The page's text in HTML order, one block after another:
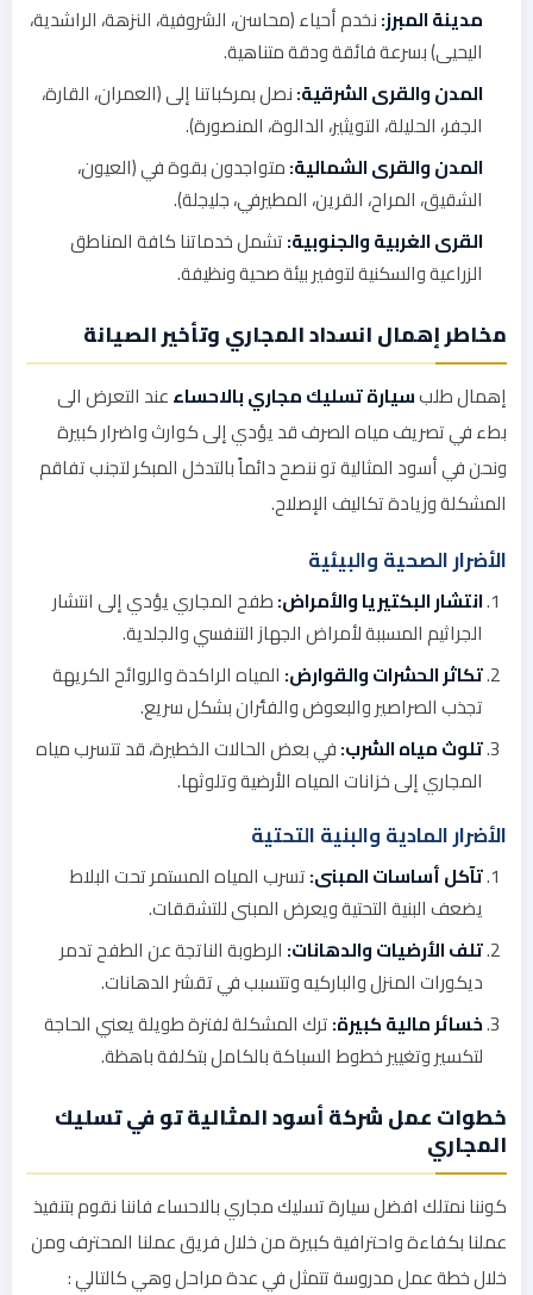
مدينة المبرز:نخدم أحياء (محاسن، الشروفية، النزهة، الراشدية،
اليحيى) بسرعة فائقة ودقة متناهية.
المدن والقرى الشرقية:نصل بمركباتنا إلى (العمران، القارة،
الجفر، الحليلة، التويثير، الدالوة، المنصورة).
المدن والقرى الشمالية:متواجدون بقوة في (العيون،
الشقيق، المراح، القرين، المطيرفي، جليجلة).
القرى الغربية والجنوبية:تشمل خدماتنا كافة المناطق
الزراعية والسكنية لتوفير بيئة صحية ونظيفة.
مخاطر إهمال انسداد المجاري وتأخير الصيانة
إهمال طلبسيارة تسليك مجاري بالاحساءعند التعرض الى
بطء في تصريف مياه الصرف قد يؤدي إلى كوارث واضرار كبيرة
ونحن في أسود المثالية تو ننصح دائماً بالتدخل المبكر لتجنب تفاقم
المشكلة وزيادة تكاليف الإصلاح.
الأضرار الصحية والبيئية
انتشار البكتيريا والأمراض:طفح المجاري يؤدي إلى انتشار
الجراثيم المسببة لأمراض الجهاز التنفسي والجلدية.
تكاثر الحشرات والقوارض: المياه الراكدة والروائح الكريهة
تجذب الصراصير والبعوض والفئران بشكل سريع.
تلوث مياه الشرب:في بعض الحالات الخطيرة، قد تتسرب مياه
المجاري إلى خزانات المياه الأرضية وتلوثها.
الأضرار المادية والبنية التحتية
تآكل أساسات المبنى:تسرب المياه المستمر تحت البلاط
يضعف البنية التحتية ويعرض المبنى للتشققات.
تلف الأرضيات والدهانات: الرطوبة الناتجة عن الطفح تدمر
ديكورات المنزل والباركيه وتتسبب في تقشر الدهانات.
خسائر مالية كبيرة:ترك المشكلة لفترة طويلة يعني الحاجة
لتكسير وتغيير خطوط السباكة بالكامل بتكلفة باهظة.
خطوات عمل شركة أسود المثالية تو في تسليك
المجاري
كوننا نمتلك افضل سيارة تسليك مجاري بالاحساء فاننا نقوم بتنفيذ
عملنا بكفاءة واحترافية كبيرة من خلال فريق عملنا المحترف ومن
خلال خطة عمل مدروسة تتمثل في عدة مراحل وهي كالتالي :